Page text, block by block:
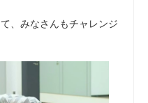
、みなさんもチャレンジ